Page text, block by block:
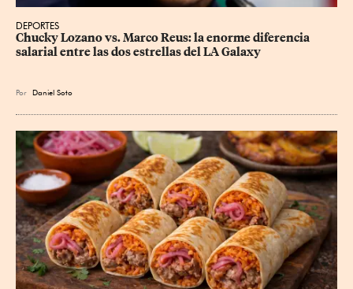
DEPORTES
Chucky Lozano vs. Marco Reus: la enorme diferencia
salarial entre las dos estrellas del LA Galaxy
Por Daniel Soto